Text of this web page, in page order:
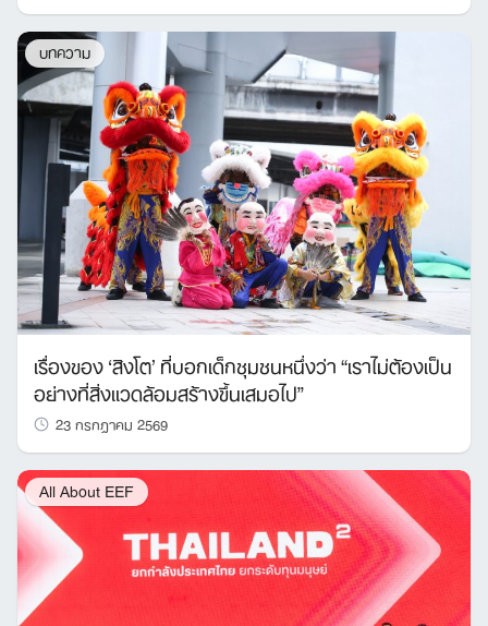
บทความ
เรื่องของ ‘สิงโต’ ที่บอกเด็กชุมชนหนึ่งว่า “เราไม่ต้องเป็น
อย่างที่สิ่งแวดล้อมสร้างขึ้นเสมอไป”
23 กรกฎาคม 2569
All About EEF